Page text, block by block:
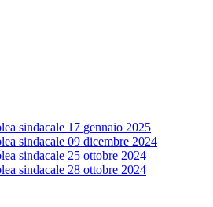
sindacale 17 gennaio 2025
sindacale 09 dicembre 2024
sindacale 25 ottobre 2024
sindacale 28 ottobre 2024